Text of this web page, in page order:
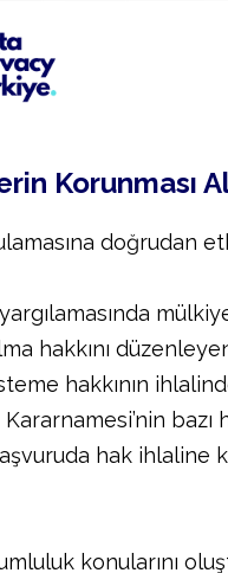
Korunması
doğrudan
hakkını
hakkının
hak
konularını